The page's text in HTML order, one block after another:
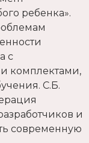
ребенка».
с
комплектами,
С.Б.
и
современную